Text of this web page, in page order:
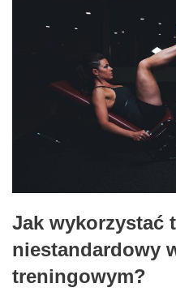
Jak wykorzystać
niestandardowy
treningowym?